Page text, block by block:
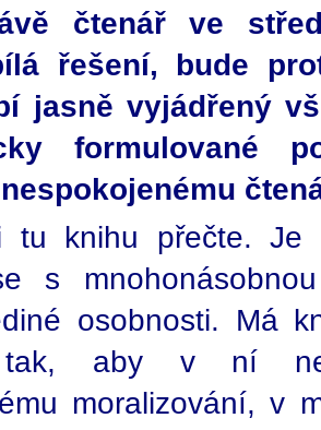
čtenář ve
řešení, bude
jasně vyjádřený
formulované
knihu přečte. Je
s
osobnosti. Má
tak, aby v ní
moralizování, v